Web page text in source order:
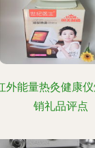
外能量热灸健康
销礼品评点